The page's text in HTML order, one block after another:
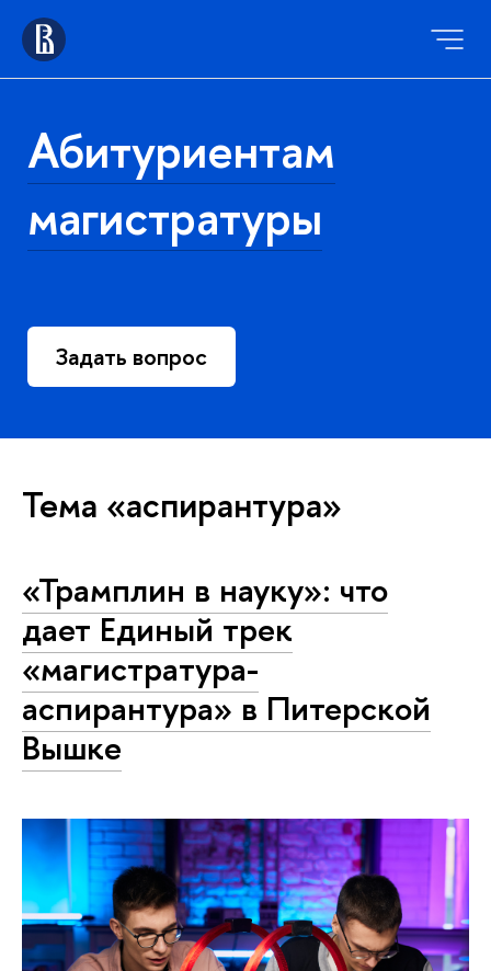
Абитуриентам
магистратуры
Задать вопрос
Тема «аспирантура»
«Трамплин в науку»: что
дает Единый трек
«магистратура-
аспирантура» в Питерской
Вышке